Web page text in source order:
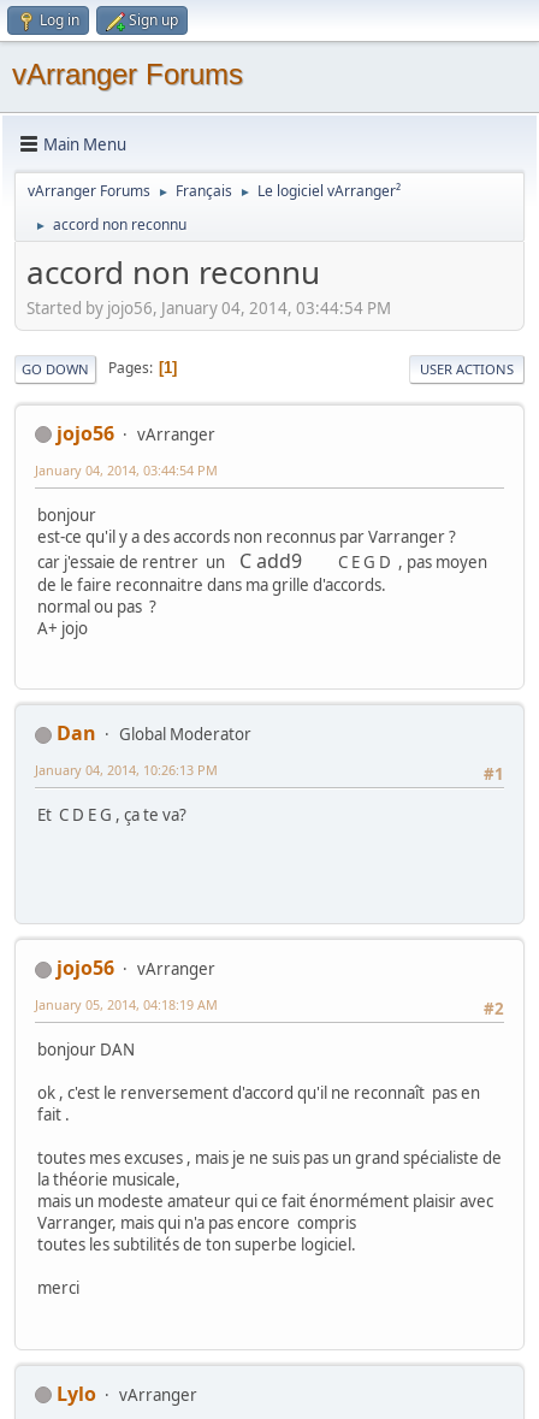
Log in Sign up
vArranger Forums
Main Menu
vArranger Forums ► Français ► Le logiciel vArranger²
► accord non reconnu
accord non reconnu
Started by jojo56, January 04, 2014, 03:44:54 PM
GO DOWN Pages 1 USER ACTIONS
jojo56 vArranger
January 04, 2014, 03:44:54 PM
bonjour
est-ce qu'il y a des accords non reconnus par Varranger ?
car j'essaie de rentrer un C add9 C E G D , pas moyen
de le faire reconnaitre dans ma grille d'accords.
normal ou pas ?
A+ jojo
Dan
Global Moderator
#1
January 04, 2014, 10:26:13 PM
Et C D E G , ça te va?
jojo56
vArranger
#2
January 05, 2014, 04:18:19 AM
bonjour DAN
ok , c'est le renversement d'accord qu'il ne reconnaît pas en
fait .
toutes mes excuses , mais je ne suis pas un grand spécialiste de
la théorie musicale,
mais un modeste amateur qui ce fait énormément plaisir avec
Varranger, mais qui n'a pas encore compris
toutes les subtilités de ton superbe logiciel.
merci
Lylo
vArranger